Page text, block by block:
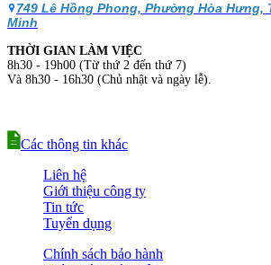
749 Lê Hồng Phong, Phường Hòa Hưng,
Minh
THỜI GIAN LÀM VIỆC
8h30 - 19h00 (Từ thứ 2 đến thứ 7)
Và 8h30 - 16h30 (Chủ nhật và ngày lễ).
Các thông tin khác
Liên hệ
Giới thiệu công ty
Tin tức
Tuyển dụng
Chính sách bảo hành